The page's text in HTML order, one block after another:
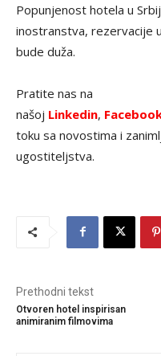
Popunjenost hotela u
inostranstva, rezervacije
bude duža.
Pratite nas na
našoj Linkedin,
toku sa novostima i
ugostiteljstva.
Prethodni tekst
Otvoren hotel inspirisan
animiranim filmovima